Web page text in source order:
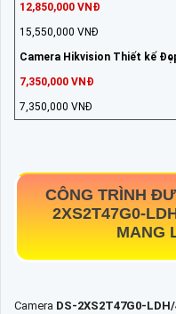
12,850,000 VNĐ
15,550,000 VNĐ
Camera Hikvision Thiết kế
7,350,000 VNĐ
7,350,000 VNĐ
CÔNG TRÌNH
2XS2T47G0-
MANG
Camera DS-2XS2T47G0-